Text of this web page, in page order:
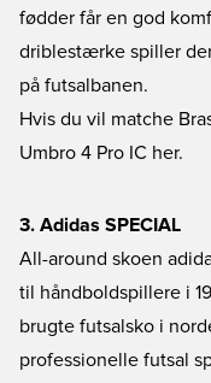
fødder får en god
driblestærke spiller
på futsalbanen.
Hvis du vil matche
Umbro 4 Pro IC her.
3. Adidas SPECIAL
All-around skoen
til håndboldspillere i
brugte futsalsko i
professionelle futsal